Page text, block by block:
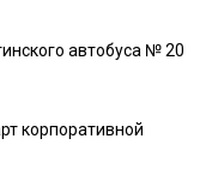
автобуса № 20
корпоративной